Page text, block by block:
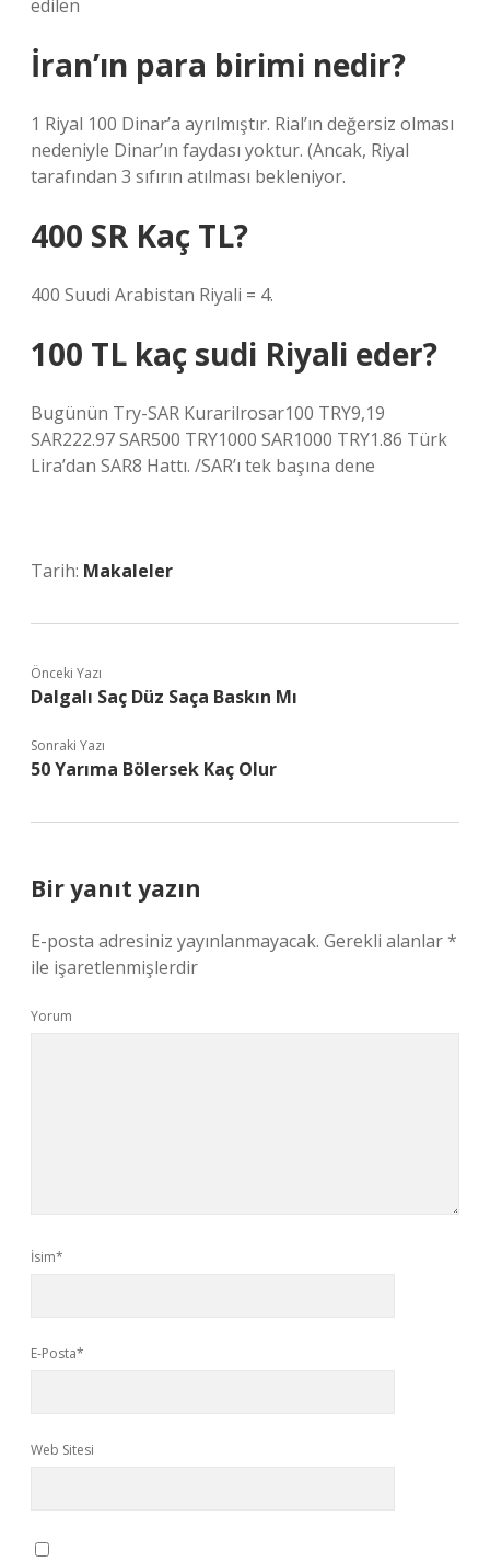
edilen
İran’ın para birimi nedir?
1 Riyal 100 Dinar’a ayrılmıştır. Rial’ın değersiz olması
nedeniyle Dinar’ın faydası yoktur. (Ancak, Riyal
tarafından 3 sıfırın atılması bekleniyor.
400 SR Kaç TL?
400 Suudi Arabistan Riyali = 4.
100 TL kaç sudi Riyali eder?
Bugünün Try-SAR Kurarilrosar100 TRY9,19
SAR222.97 SAR500 TRY1000 SAR1000 TRY1.86 Türk
Lira’dan SAR8 Hattı. /SAR’ı tek başına dene
Tarih: Makaleler
Önceki Yazı
Dalgalı Saç Düz Saça Baskın Mı
Sonraki Yazı
50 Yarıma Bölersek Kaç Olur
Bir yanıt yazın
E-posta adresiniz yayınlanmayacak. Gerekli alanlar*
ile işaretlenmişlerdir
Yorum
İsim*
E-Posta*
Web Sitesi